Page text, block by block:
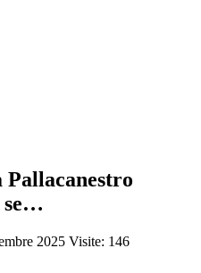
se…
2025 Visite: 146